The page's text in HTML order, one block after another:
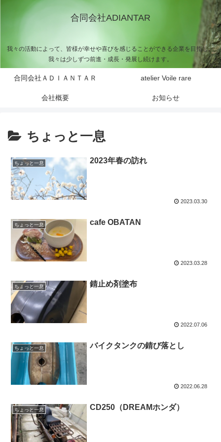
合同会社ADIANTAR
我々の活動によって、皆様が幸せや喜びを感じることができる企業を目指し、
我々は少しずつ前進・成長・発展し続けます。
合同会社ＡＤＩＡＮＴＡＲ atelier Voile rare
会社概要 お知らせ
ちょっと一息
ちょっと一息 2023年春の訪れ
2023.03.30
ちょっと一息 cafe OBATAN
2023.03.28
ちょっと一息 錆止め剤塗布
2022.07.06
ちょっと一息 バイクタンクの錆び落とし
2022.06.28
ちょっと一息 CD250（DREAMホンダ）